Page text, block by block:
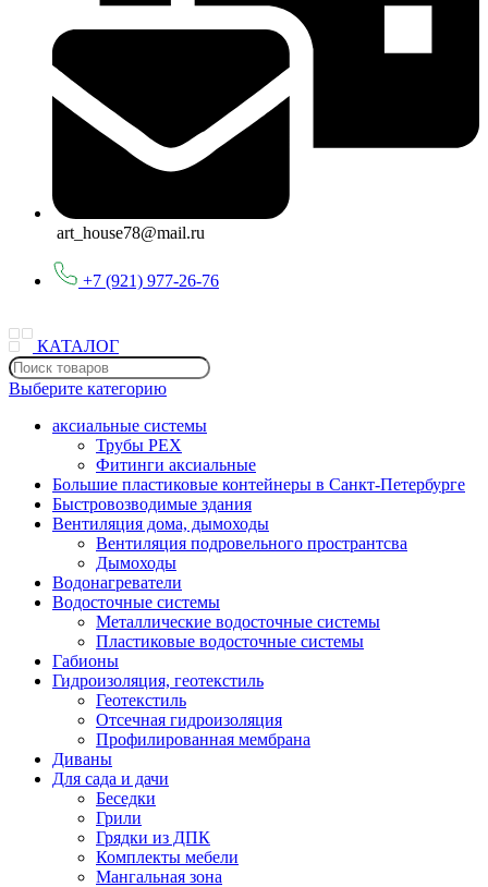
art_house78@mail.ru
+7 (921) 977-26-76
КАТАЛОГ
Выберите категорию
аксиальные системы
Трубы PEX
Фитинги аксиальные
Большие пластиковые контейнеры в Санкт-Петербурге
Быстровозводимые здания
Вентиляция дома, дымоходы
Вентиляция подровельного пространтсва
Дымоходы
Водонагреватели
Водосточные системы
Металлические водосточные системы
Пластиковые водосточные системы
Габионы
Гидроизоляция, геотекстиль
Геотекстиль
Отсечная гидроизоляция
Профилированная мембрана
Диваны
Для сада и дачи
Беседки
Грили
Грядки из ДПК
Комплекты мебели
Мангальная зона